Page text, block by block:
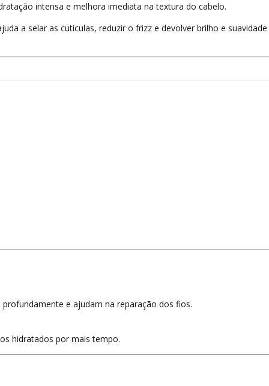
intensa e melhora imediata na textura do cabelo.
a selar as cutículas, reduzir o frizz e devolver brilho e
e ajudam na reparação dos fios.
hidratados por mais tempo.